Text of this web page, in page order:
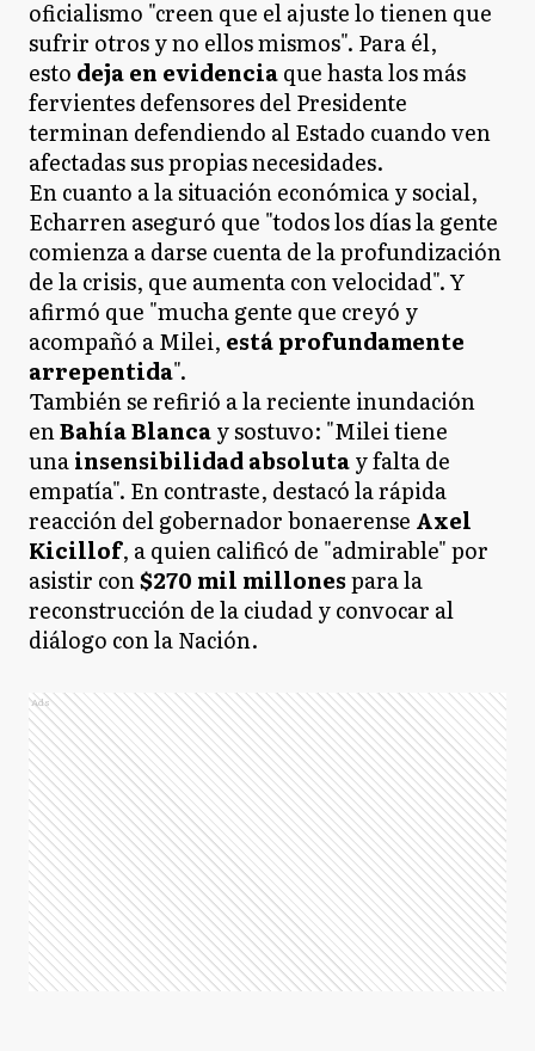
oficialismo "creen que el ajuste lo tienen que
sufrir otros y no ellos mismos". Para él,
esto deja en evidenciaque hasta los más
fervientes defensores del Presidente
terminan defendiendo al Estado cuando ven
afectadas sus propias necesidades.
En cuanto a la situación económica y social,
Echarren aseguró que "todos los días la gente
comienza a darse cuenta de la profundización
de la crisis, que aumenta con velocidad". Y
afirmó que "mucha gente que creyó y
acompañó a Milei, está profundamente
arrepentida".
También se refirió a la reciente inundación
enBahía Blancay sostuvo: "Milei tiene
unainsensibilidad absolutay falta de
empatía". En contraste, destacó la rápida
reacción del gobernador bonaerense Axel
Kicillof, a quien calificó de "admirable" por
asistir con$270 mil millonespara la
reconstrucción de la ciudad y convocar al
diálogo con la Nación.
Ads